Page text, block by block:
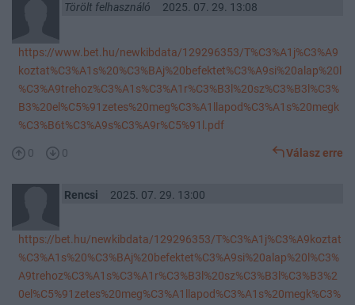
Törölt felhasználó 2025. 07. 29. 13:08
https://www.bet.hu/newkibdata/129296353/T%C3%A1j%C3%A9
koztat%C3%A1s%20%C3%BAj%20befektet%C3%A9si%20alap%20l
%C3%A9trehoz%C3%A1s%C3%A1r%C3%B3l%20sz%C3%B3l%C3%
B3%20el%C5%91zetes%20meg%C3%A1llapod%C3%A1s%20megk
%C3%B6t%C3%A9s%C3%A9r%C5%91l.pdf
0 0 Válasz erre
Rencsi 2025. 07. 29. 13:00
https://bet.hu/newkibdata/129296353/T%C3%A1j%C3%A9koztat
%C3%A1s%20%C3%BAj%20befektet%C3%A9si%20alap%20l%C3%
A9trehoz%C3%A1s%C3%A1r%C3%B3l%20sz%C3%B3l%C3%B3%2
0el%C5%91zetes%20meg%C3%A1llapod%C3%A1s%20megk%C3%